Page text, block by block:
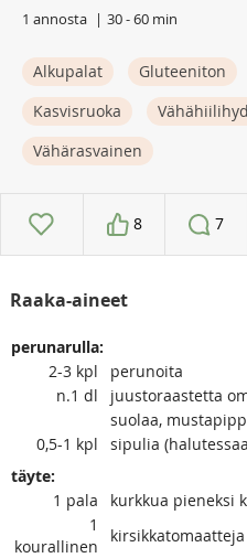
1 annosta 30 - 60 min
Alkupalat Gluteeniton
Kasvisruoka
Vähärasvainen
8 7
Raaka-aineet
perunarulla:
2-3 kpl
perunoita
n.1 dl
juustoraastetta
suolaa,
0,5-1 kpl
sipulia
täyte:
1 pala
kurkkua pieneksi
1
kourallinen